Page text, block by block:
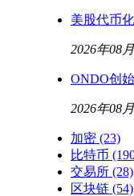
美股代币
2026年08
ONDO创
2026年08
加密 (23)
比特币
交易所 (28)
区块链 (54)